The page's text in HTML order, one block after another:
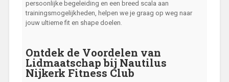
persoonlijke begeleiding en een breed scala aan
trainingsmogelijkheden, helpen we je graag op weg naar
jouw ultieme fit en shape doelen.
Ontdek de Voordelen van
Lidmaatschap bij Nautilus
Nijkerk Fitness Club